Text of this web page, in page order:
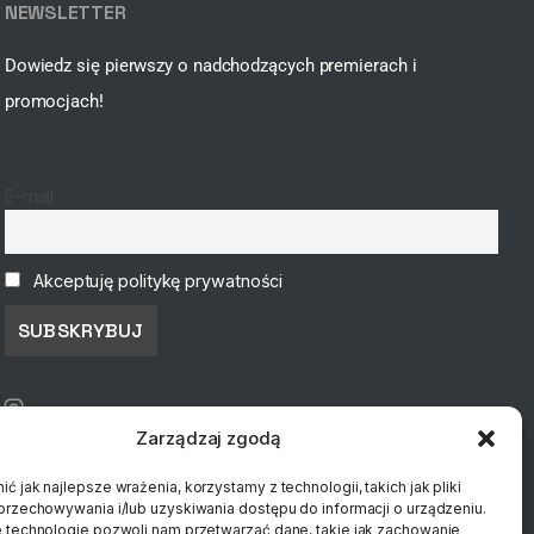
Zarządzaj zgodą
jak najlepsze wrażenia, korzystamy z technologii, takich jak pliki
i/lub uzyskiwania dostępu do informacji o urządzeniu.
technologie pozwoli nam przetwarzać dane, takie jak zachowanie
NEWSLETTER
Dowiedz się pierwszy o nadchodzących premierach i
promocjach!
Akceptuję politykę prywatności